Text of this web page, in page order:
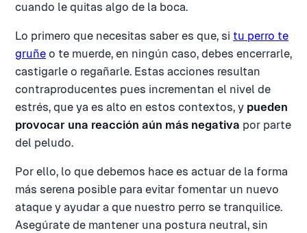
cuando le quitas algo de la boca.
Lo primero que necesitas saber es que, si tu perro te
gruñe o te muerde, en ningún caso, debes encerrarle,
castigarle o regañarle. Estas acciones resultan
contraproducentes pues incrementan el nivel de
estrés, que ya es alto en estos contextos, y pueden
provocar una reacción aún más negativa por parte
del peludo.
Por ello, lo que debemos hace es actuar de la forma
más serena posible para evitar fomentar un nuevo
ataque y ayudar a que nuestro perro se tranquilice.
Asegúrate de mantener una postura neutral, sin